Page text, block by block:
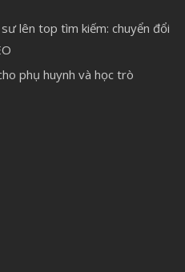
lên top tìm kiếm: chuyển đổi
phụ huynh và học trò